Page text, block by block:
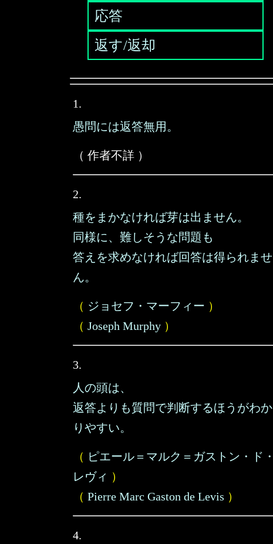
応答
返す/返却
1.
愚問には返答無用。
（ 作者不詳 ）
2.
種をまかなければ芽は出ません。
同様に、難しそうな問題も
答えを求めなければ回答は得られませ
ん。
（ ジョセフ・マーフィー ）
（ Joseph Murphy ）
3.
人の頭は、
返答よりも質問で判断するほうがわか
りやすい。
（ ピエール＝マルク＝ガストン・ド・
レヴィ ）
（ Pierre Marc Gaston de Levis ）
4.